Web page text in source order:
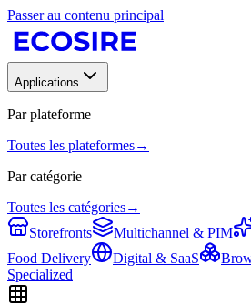
Passer au contenu principal
Applications
Par plateforme
Toutes les plateformes→
Par catégorie
Toutes les catégories→
Storefronts
Multichannel & PIM
Food Delivery
Digital & SaaS
Specialized